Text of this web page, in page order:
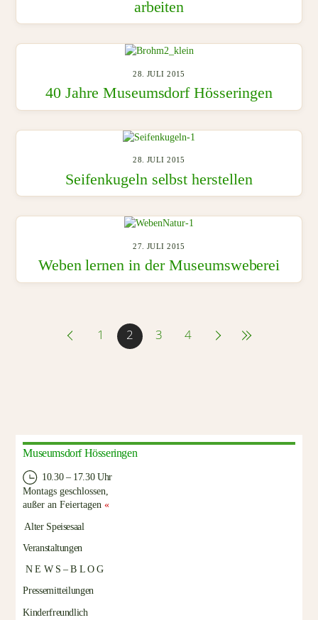
arbeiten
28. JULI 2015
40 Jahre Museumsdorf Hösseringen
28. JULI 2015
Seifenkugeln selbst herstellen
27. JULI 2015
Weben lernen in der Museumsweberei
1 2 3 4
Museumsdorf Hösseringen
10.30 – 17.30 Uhr
Montags geschlossen,
außer an Feiertagen«
Alter Speisesaal
Veranstaltungen
N E W S – B L O G
Pressemitteilungen
Kinderfreundlich